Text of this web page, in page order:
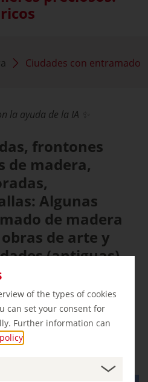
of the types of cookies
can set your consent for
Further information can
Ciudades con entramado
la ayuda de la IA ✨
frontones
de madera,
Algunas
de madera
de arte y
(antiguas)
en Google
en viejas